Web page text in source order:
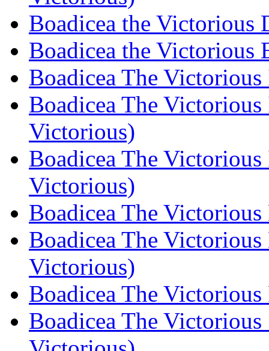
Boadicea the Victorious
Boadicea the Victorious
Boadicea The
Boadicea The
Victorious)
Boadicea The
Victorious)
Boadicea The
Boadicea The
Victorious)
Boadicea The
Boadicea The